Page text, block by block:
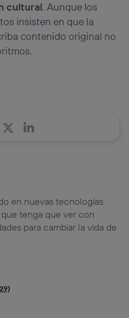
cultural. Aunque los
insisten en que la
contenido original no
en nuevas tecnologías.
tenga que ver con
para cambiar la vida de